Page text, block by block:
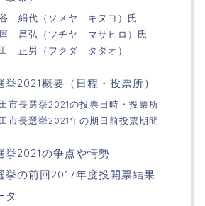
絹代（ソメヤ キヌヨ）氏
昌弘（ツチヤ マサヒロ）氏
正男（フクダ タダオ）
挙2021概要（日程・投票所）
市長選挙2021の投票日時・投票所
市長選挙2021年の期日前投票期間
挙2021の争点や情勢
挙の前回2017年度投開票結果
タ